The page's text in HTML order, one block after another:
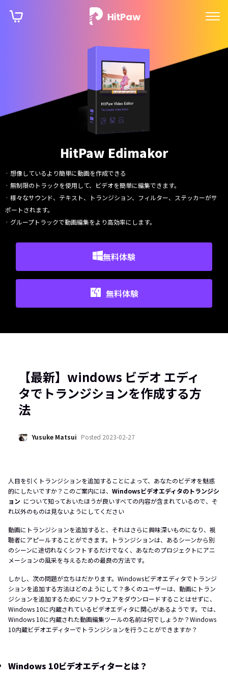
HitPaw Edimakor
· 想像しているより簡単に動画を作成できる
· 無制限のトラックを使用して、ビデオを簡単に編集できます。
· 様々なサウンド、テキスト、トランジション、フィルター、ステッカーがサ
ポートされます。
· グループトラックで動画編集をより高効率にします。
無料体験
無料体験
【最新】windows ビデオ エディ
タでトランジションを作成する方
法
Yusuke Matsui Posted 2023-02-27
人目を引くトランジションを追加することによって、あなたのビデオを魅惑
的にしたいですか？このご案内には、 Windowsビデオエディタのトランジシ
ョン について知っておいたほうが良いすべての内容が含まれているので、そ
れ以外のものは見ないようにしてください
動画にトランジションを追加すると、それはさらに興味深いものになり、視
聴者にアピールすることができます。トランジションは、あるシーンから別
のシーンに途切れなくシフトするだけでなく、あなたのプロジェクトにアニ
メーションの風采を与えるための最良の方法です。
しかし、次の問題が立ちはだかります。Windowsビデオエディタでトランジ
ションを追加する方法はどのようにして？多くのユーザーは、動画にトラン
ジションを追加するためにソフトウェアをダウンロードすることはせずに、
Windows 10に内蔵されているビデオエディタに関心があるようです。では、
Windows 10に内蔵された動画編集ツールの名前は何でしょうか？Windows
10内蔵ビデオエディターでトランジションを行うことができますか？
Windows 10ビデオエディターとは？